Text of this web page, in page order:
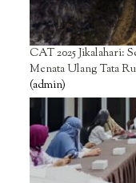
CAT 2025 Jikalahari:
Menata Ulang Tata
(admin)